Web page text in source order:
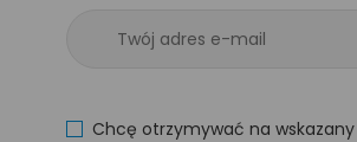
Chcę otrzymywać na wskazany